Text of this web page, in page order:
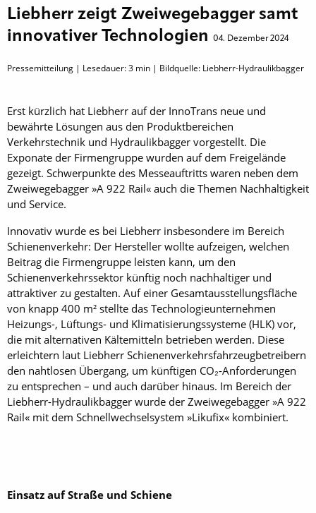
Liebherr zeigt Zweiwegebagger samt
innovativer Technologien
04. Dezember 2024
Pressemitteilung | Lesedauer:3 min | Bildquelle: Liebherr-Hydraulikbagger
Erst kürzlich hat Liebherr auf der InnoTrans neue und
bewährte Lösungen aus den Produktbereichen
Verkehrstechnik und Hydraulikbagger vorgestellt. Die
Exponate der Firmengruppe wurden auf dem Freigelände
gezeigt. Schwerpunkte des Messeauftritts waren neben dem
Zweiwegebagger »A 922 Rail« auch die Themen Nachhaltigkeit
und Service.
Innovativ wurde es bei ­Liebherr insbesondere im Bereich
Schienenverkehr: Der Hersteller wollte aufzeigen, welchen
Beitrag die Firmengruppe leisten kann, um den
Schienenverkehrssektor künftig noch nachhaltiger und
attraktiver zu gestalten. Auf einer Gesamtausstellungsfläche
von knapp 400 m² stellte das Technologie­unternehmen
Heizungs-, Lüftungs- und Klimatisierungssysteme (HLK) vor,
die mit alternativen Kältemitteln betrieben werden. Diese
erleichtern laut Liebherr Schienenverkehrsfahrzeugbetreibern
den nahtlosen Übergang, um künftigen CO₂-Anforderungen
zu entsprechen – und auch darüber hinaus. Im Bereich der
Liebherr-Hydraulikbagger wurde der Zweiwegebagger »A 922
Rail« mit dem Schnellwechselsystem ­»Likufix« kombiniert.
Einsatz auf Straße und Schiene